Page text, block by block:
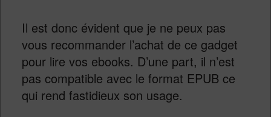
Il est donc évident que je ne peux pas
vous recommander l’achat de ce gadget
pour lire vos ebooks. D’une part, il n’est
pas compatible avec le format EPUB ce
qui rend fastidieux son usage.